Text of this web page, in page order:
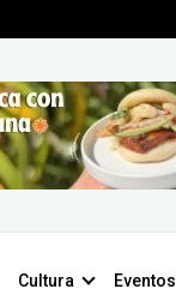
Cultura Eventos